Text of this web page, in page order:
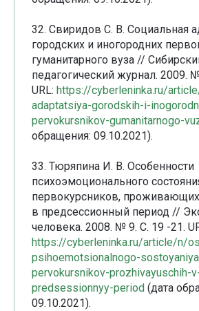
32. Свиридов С. В. Социальная
городских и иногородних
гуманитарного вуза //
педагогический журнал. 2009.
URL: https://cyberleninka.ru/
adaptatsiya-gorodskih-i-
pervokursnikov-gumanitarnogo-
обращения: 09.10.2021).
33. Тюряпина И. В. Особенности
психоэмоционального
первокурсников,
в предсессионный период //
человека. 2008. № 9. С. 19 -21.
https://cyberleninka.ru/article/n/
psihoemotsionalnogo-
pervokursnikov-prozhivayuschih-
predsessionnyy-period (дата
09.10.2021).